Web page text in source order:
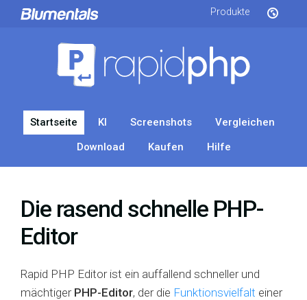
Produkte
Startseite KI Screenshots
Vergleichen
Download
Kaufen Hilfe
Die rasend schnelle PHP-
Editor
Rapid PHP Editor ist ein auffallend schneller und
mächtiger PHP-Editor, der die Funktionsvielfalt einer